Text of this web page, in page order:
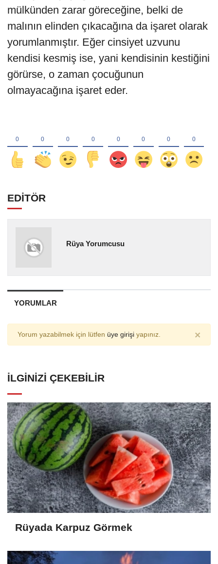
mülkünden zarar göreceğine, belki de
malının elinden çı­kacağına da işaret olarak
yorumlanmıştır. Eğer cinsiyet uzvunu
kendisi kesmiş ise, yani kendisinin kestiğini
gö­rürse, o zaman çocuğunun
olmayacağına işaret eder.
EDİTÖR
Rüya Yorumcusu
YORUMLAR
Yorum yazabilmek için lütfen üye girişi yapınız. ×
İLGINIZI ÇEKEBILIR
Rüyada Karpuz Görmek